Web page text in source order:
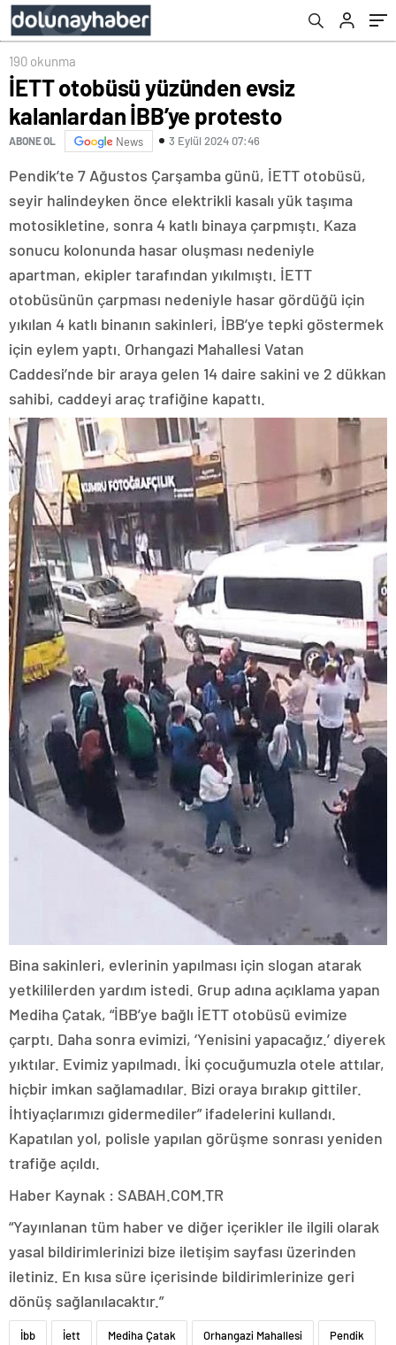
190 okunma
İETT otobüsü yüzünden evsiz
kalanlardan İBB’ye protesto
ABONE OL News 3 Eylül 2024 07:46
Pendik’te 7 Ağustos Çarşamba günü, İETT otobüsü,
seyir halindeyken önce elektrikli kasalı yük taşıma
motosikletine, sonra 4 katlı binaya çarpmıştı. Kaza
sonucu kolonunda hasar oluşması nedeniyle
apartman, ekipler tarafından yıkılmıştı. İETT
otobüsünün çarpması nedeniyle hasar gördüğü için
yıkılan 4 katlı binanın sakinleri, İBB’ye tepki göstermek
için eylem yaptı. Orhangazi Mahallesi Vatan
Caddesi’nde bir araya gelen 14 daire sakini ve 2 dükkan
sahibi, caddeyi araç trafiğine kapattı.
Bina sakinleri, evlerinin yapılması için slogan atarak
yetkililerden yardım istedi. Grup adına açıklama yapan
Mediha Çatak, “İBB’ye bağlı İETT otobüsü evimize
çarptı. Daha sonra evimizi, ‘Yenisini yapacağız.’ diyerek
yıktılar. Evimiz yapılmadı. İki çocuğumuzla otele attılar,
hiçbir imkan sağlamadılar. Bizi oraya bırakıp gittiler.
İhtiyaçlarımızı gidermediler” ifadelerini kullandı.
Kapatılan yol, polisle yapılan görüşme sonrası yeniden
trafiğe açıldı.
Haber Kaynak : SABAH.COM.TR
“Yayınlanan tüm haber ve diğer içerikler ile ilgili olarak
yasal bildirimlerinizi bize iletişim sayfası üzerinden
iletiniz. En kısa süre içerisinde bildirimlerinize geri
dönüş sağlanılacaktır.”
İbb İett Mediha Çatak Orhangazi Mahallesi Pendik